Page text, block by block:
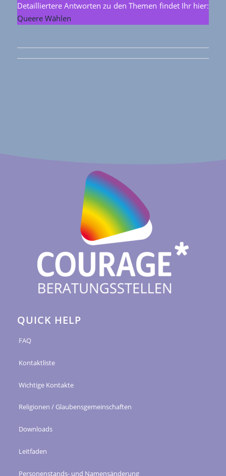
Detailliertere Antworten zu den Themen findet Ihr hier:
Queere Wählen
QUICK HELP
FAQ
Kontaktliste
Wichtige Kontakte
Religionen / Glaubensgemeinschaften
Downloads
Leitfaden
Personenstands- und Namensänderung